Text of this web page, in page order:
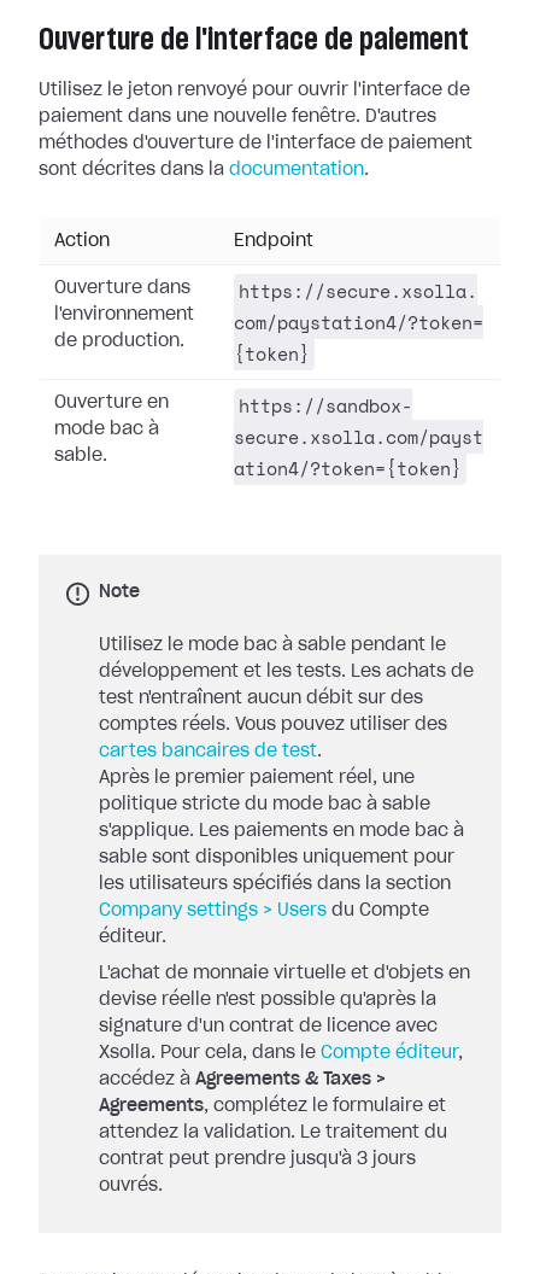
Ouverture de l'interface de paiement
Utilisez le jeton renvoyé pour ouvrir l'interface de
paiement dans une nouvelle fenêtre. D'autres
méthodes d'ouverture de l'interface de paiement
sont décrites dans la documentation.
Action Endpoint
Ouverture dans
l'environnement
de production.
https://secure.xsolla.
com/paystation4/?token=
{token}
Ouverture en
mode bac à
sable.
https://sandbox-
secure.xsolla.com/payst
ation4/?token={token}
Note
Utilisez le mode bac à sable pendant le
développement et les tests. Les achats de
test n'entraînent aucun débit sur des
comptes réels. Vous pouvez utiliser des
cartes bancaires de test.
Après le premier paiement réel, une
politique stricte du mode bac à sable
s'applique. Les paiements en mode bac à
sable sont disponibles uniquement pour
les utilisateurs spécifiés dans la section
Company settings > Users du Compte
éditeur.
L'achat de monnaie virtuelle et d'objets en
devise réelle n'est possible qu'après la
signature d'un contrat de licence avec
Xsolla. Pour cela, dans le Compte éditeur,
accédez à Agreements & Taxes >
Agreements, complétez le formulaire et
attendez la validation. Le traitement du
contrat peut prendre jusqu'à 3 jours
ouvrés.